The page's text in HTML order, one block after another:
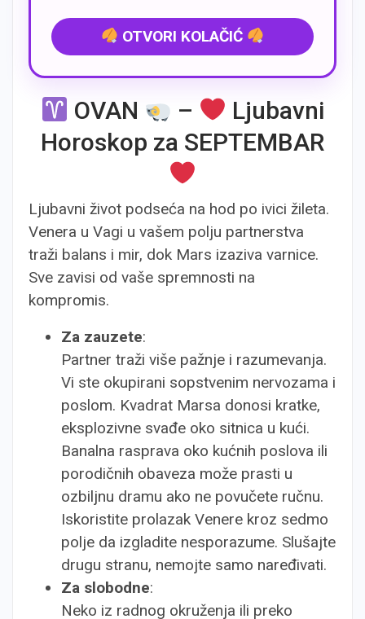
OTVORI KOLAČIĆ
OVAN –
Ljubavni
Horoskop za SEPTEMBAR
Ljubavni život podseća na hod po ivici žileta.
Venera u Vagi u vašem polju partnerstva
traži balans i mir, dok Mars izaziva varnice.
Sve zavisi od vaše spremnosti na
kompromis.
Za zauzete:
Partner traži više pažnje i razumevanja.
Vi ste okupirani sopstvenim nervozama i
poslom. Kvadrat Marsa donosi kratke,
eksplozivne svađe oko sitnica u kući.
Banalna rasprava oko kućnih poslova ili
porodičnih obaveza može prasti u
ozbiljnu dramu ako ne povučete ručnu.
Iskoristite prolazak Venere kroz sedmo
polje da izgladite nesporazume. Slušajte
drugu stranu, nemojte samo naređivati.
Za slobodne:
Neko iz radnog okruženja ili preko